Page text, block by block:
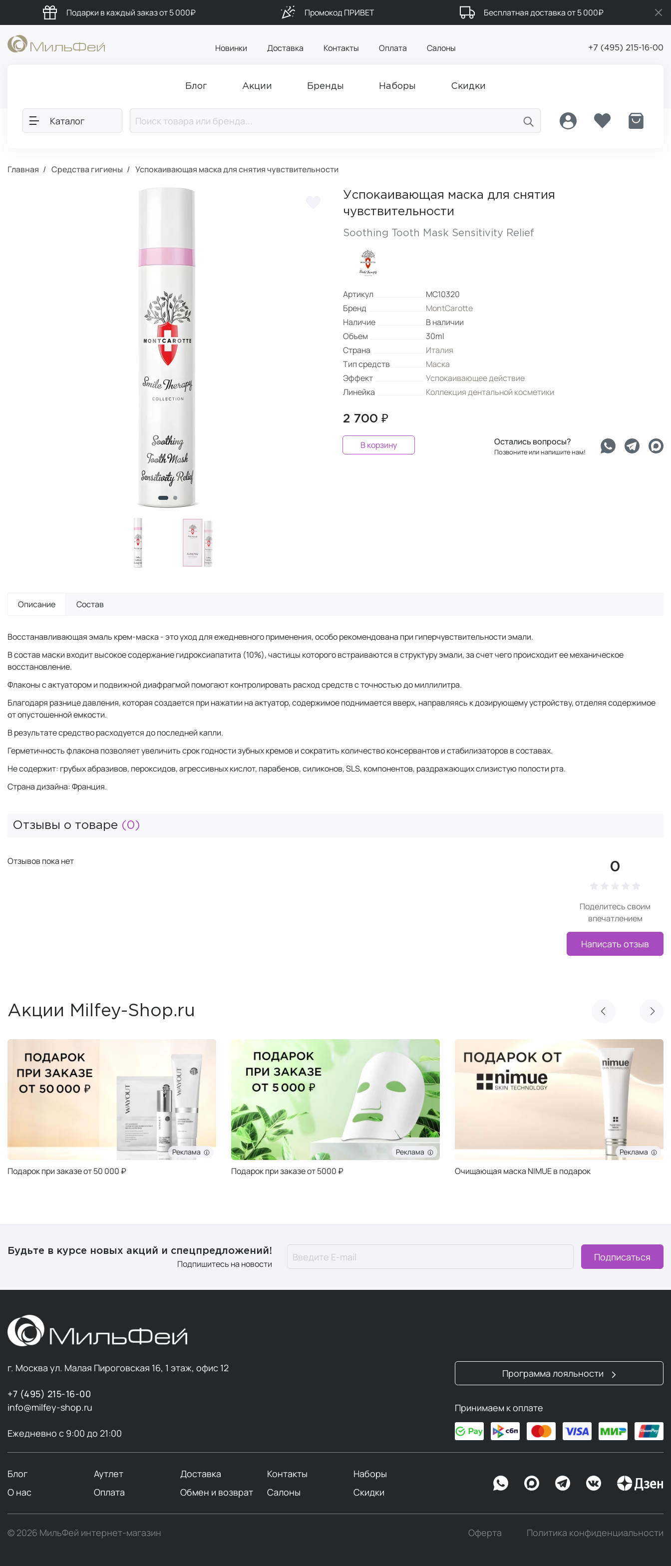
Подарки в каждый заказ от 5 000₽ Промокод ПРИВЕТ Бесплатная доставка от 5 000₽
Новинки Доставка Контакты Оплата Салоны +7 (495) 215-16-00
Блог Акции Бренды Наборы Скидки
Каталог
Главная Средства гигиены Успокаивающая маска для снятия чувствительности
Успокаивающая маска для снятия
чувствительности
Soothing Tooth Mask Sensitivity Relief
Артикул
MC10320
Бренд
MontCarotte
Наличие
В наличии
Объем
30ml
Страна
Италия
Тип средств
Маска
Эффект
Успокаивающее действие
Линейка
Коллекция дентальной косметики
2 700 ₽
В корзину Остались вопросы?
Позвоните или напишите нам!
Описание Состав
Восстанавливающая эмаль крем-маска - это уход для ежедневного применения, особо рекомендована при гиперчувствительности эмали.
В состав маски входит высокое содержание гидроксиапатита (10%), частицы которого встраиваются в структуру эмали, за счет чего происходит ее механическое
восстановление.
Флаконы с актуатором и подвижной диафрагмой помогают контролировать расход средств с точностью до миллилитра.
Благодаря разнице давления, которая создается при нажатии на актуатор, содержимое поднимается вверх, направляясь к дозирующему устройству, отделяя содержимое
от опустошенной емкости.
В результате средство расходуется до последней капли.
Герметичность флакона позволяет увеличить срок годности зубных кремов и сократить количество консервантов и стабилизаторов в составах.
Не содержит: грубых абразивов, пероксидов, агрессивных кислот, парабенов, силиконов, SLS, компонентов, раздражающих слизистую полости рта.
Страна дизайна: Франция.
Отзывы о товаре (0)
0
Поделитесь своим
впечатлением
Написать отзыв
Отзывов пока нет
Акции Milfey-Shop.ru
Реклама
Подарок при заказе от 50 000 ₽
Реклама
Подарок при заказе от 5000 ₽
Реклама
Очищающая маска NIMUE в подарок
Будьте в курсе новых акций и спецпредложений!
Подпишитесь на новости
Подписаться
г. Москва ул. Малая Пироговская 16, 1 этаж, офис 12
+7 (495) 215-16-00
info@milfey-shop.ru
Ежедневно с 9:00 до 21:00
Программа лояльности
Принимаем к оплате
Блог Аутлет Доставка Контакты
Наборы
О нас
Оплата Обмен и возврат Салоны Скидки
© 2026 МильФей интернет-магазин Оферта Политика конфиденциальности